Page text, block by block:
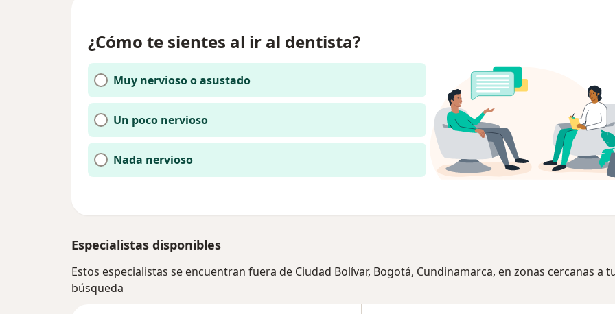
¿Cómo te sientes al ir al dentista?
Muy nervioso o asustado
Un poco nervioso
Nada nervioso
Especialistas disponibles
Estos especialistas se encuentran fuera de Ciudad Bolívar, Bogotá, Cundinamarca, en zonas cercanas a
búsqueda